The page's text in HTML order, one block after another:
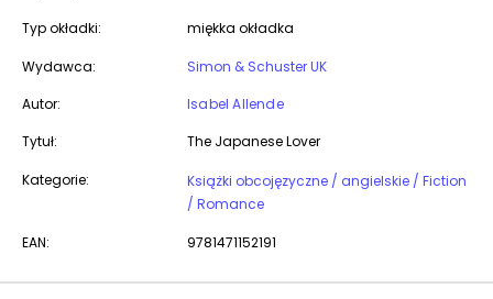
Typ okładki: miękka okładka
Wydawca:
Simon & Schuster UK
Autor:
Isabel Allende
Tytuł:
The Japanese Lover
Kategorie:
Książki obcojęzyczne / angielskie / Fiction
/ Romance
EAN: 9781471152191